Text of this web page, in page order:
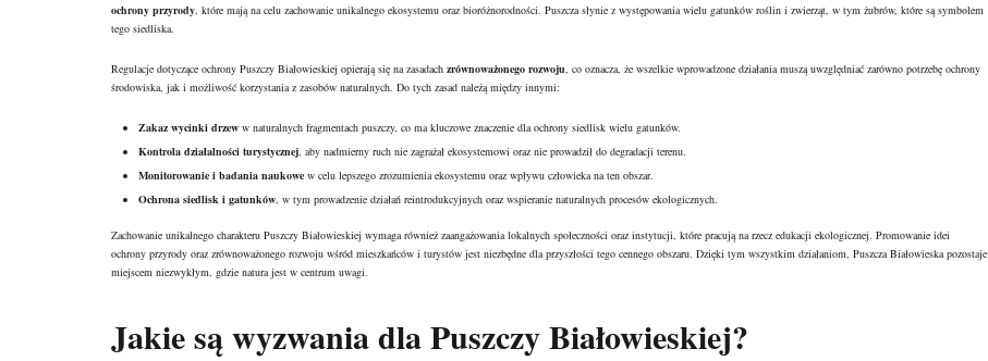
ochrony przyrody , które mają na celu zachowanie unikalnego ekosystemu oraz bioróżnorodności. Puszcza słynie z występowania wielu gatunków roślin i zwierząt, w tym żubrów, które są symbolem
tego siedliska.
Regulacje dotyczące ochrony Puszczy Białowieskiej opierają się na zasadach zrównoważonego rozwoju , co oznacza, że wszelkie wprowadzone działania muszą uwzględniać zarówno potrzebę ochrony
środowiska, jak i możliwość korzystania z zasobów naturalnych. Do tych zasad należą między innymi:
Zakaz wycinki drzew w naturalnych fragmentach puszczy, co ma kluczowe znaczenie dla ochrony siedlisk wielu gatunków.
Kontrola działalności turystycznej , aby nadmierny ruch nie zagrażał ekosystemowi oraz nie prowadził do degradacji terenu.
Monitorowanie i badania naukowe w celu lepszego zrozumienia ekosystemu oraz wpływu człowieka na ten obszar.
Ochrona siedlisk i gatunków , w tym prowadzenie działań reintrodukcyjnych oraz wspieranie naturalnych procesów ekologicznych.
Zachowanie unikalnego charakteru Puszczy Białowieskiej wymaga również zaangażowania lokalnych społeczności oraz instytucji, które pracują na rzecz edukacji ekologicznej. Promowanie idei
ochrony przyrody oraz zrównoważonego rozwoju wśród mieszkańców i turystów jest niezbędne dla przyszłości tego cennego obszaru. Dzięki tym wszystkim działaniom, Puszcza Białowieska pozostaje
miejscem niezwykłym, gdzie natura jest w centrum uwagi.
Jakie są wyzwania dla Puszczy Białowieskiej?